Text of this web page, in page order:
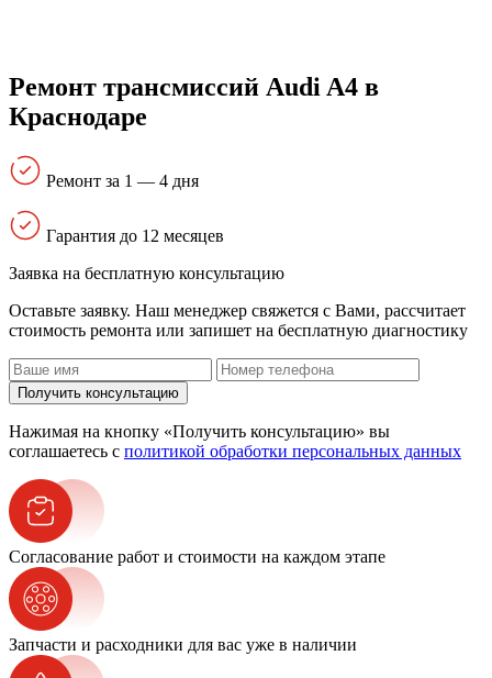
Ремонт трансмиссий Audi A4 в
Краснодаре
Ремонт за 1 — 4 дня
Гарантия до 12 месяцев
Заявка на бесплатную консультацию
Оставьте заявку. Наш менеджер свяжется с Вами, расcчитает
стоимость ремонта или запишет на бесплатную диагностику
Получить консультацию
Нажимая на кнопку «Получить консультацию» вы
соглашаетесь с политикой обработки персональных данных
Согласование работ и стоимости на каждом этапе
Запчасти и расходники для вас уже в наличии